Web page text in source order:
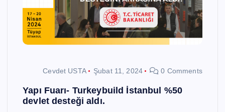
Cevdet USTA Şubat 11, 2024 0 Comments
Yapı Fuarı- Turkeybuild İstanbul %50
devlet desteği aldı.